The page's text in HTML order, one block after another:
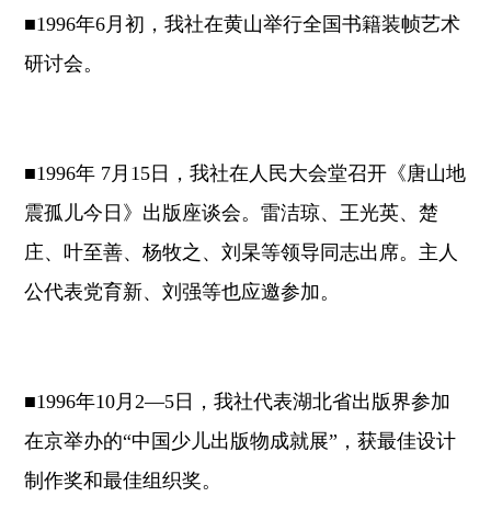
■1996年6月初，我社在黄山举行全国书籍装帧艺术
研讨会。
■1996年 7月15日，我社在人民大会堂召开《唐山地
震孤儿今日》出版座谈会。雷洁琼、王光英、楚
庄、叶至善、杨牧之、刘杲等领导同志出席。主人
公代表党育新、刘强等也应邀参加。
■1996年10月2—5日，我社代表湖北省出版界参加
在京举办的“中国少儿出版物成就展”，获最佳设计
制作奖和最佳组织奖。